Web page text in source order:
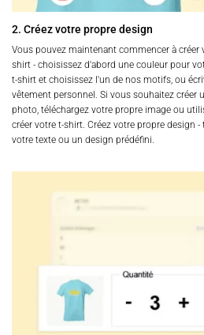
2. Créez votre propre design
Vous pouvez maintenant commencer à
shirt - choisissez d'abord une couleur pour
t-shirt et choisissez l'un de nos motifs, ou
vêtement personnel. Si vous souhaitez créer
photo, téléchargez votre propre image ou
créer votre t-shirt. Créez votre propre design
votre texte ou un design prédéfini.